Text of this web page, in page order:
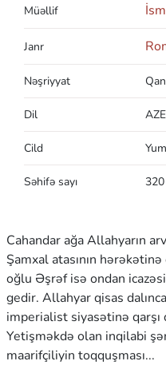
Müəllif
Janr
Nəşriyyat
Dil AZE
Cild
Səhifə sayı 320
Cahandar ağa Allahyarın
Şamxal atasının
oğlu Əşrəf isə ondan
gedir. Allahyar qisas
imperialist siyasətinə
Yetişməkdə olan inqilabi
maarifçiliyin toqquşması...